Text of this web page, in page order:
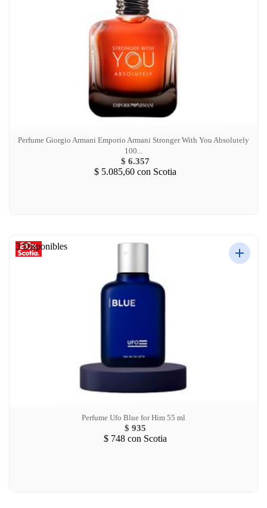
Perfume Giorgio Armani Emporio Armani Stronger With You Absolutely
100...
$ 6.357
$ 5.085,60 con Scotia
Perfume Ufo Blue for Him 55 ml
$ 935
$ 748 con Scotia
3 Disponibles